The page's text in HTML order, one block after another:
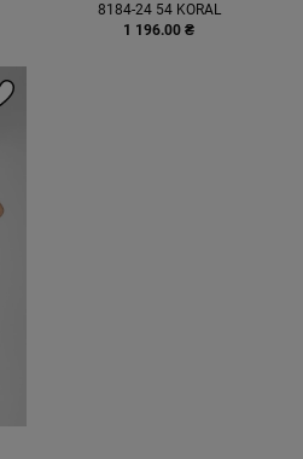
8184-24 54 KORAL
1 196.00 ₴